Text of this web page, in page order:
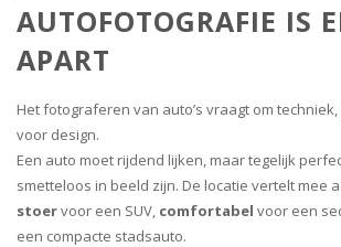
AUTOFOTOGRAFIE IS
APART
Het fotograferen van auto’s vraagt om
voor design.
Een auto moet rijdend lijken, maar tegelijk
smetteloos in beeld zijn. De locatie vertelt mee
stoervoor een SUV, comfortabel voor een
een compacte stadsauto.